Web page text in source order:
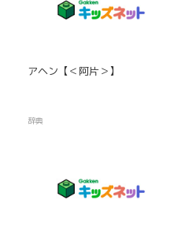
アヘン【＜阿片＞】
辞典